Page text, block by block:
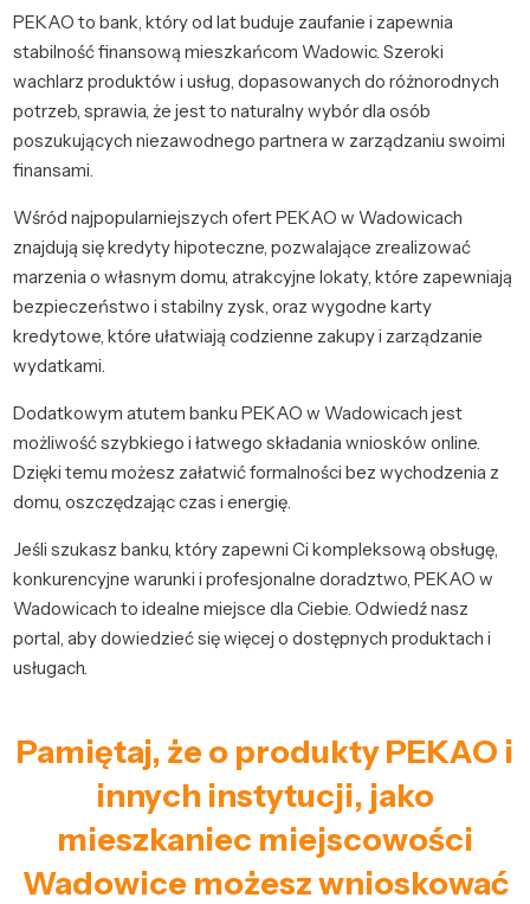
PEKAO to bank, który od lat buduje zaufanie i zapewnia
stabilność finansową mieszkańcom Wadowic. Szeroki
wachlarz produktów i usług, dopasowanych do różnorodnych
potrzeb, sprawia, że jest to naturalny wybór dla osób
poszukujących niezawodnego partnera w zarządzaniu swoimi
finansami.
Wśród najpopularniejszych ofert PEKAO w Wadowicach
znajdują się kredyty hipoteczne, pozwalające zrealizować
marzenia o własnym domu, atrakcyjne lokaty, które zapewniają
bezpieczeństwo i stabilny zysk, oraz wygodne karty
kredytowe, które ułatwiają codzienne zakupy i zarządzanie
wydatkami.
Dodatkowym atutem banku PEKAO w Wadowicach jest
możliwość szybkiego i łatwego składania wniosków online.
Dzięki temu możesz załatwić formalności bez wychodzenia z
domu, oszczędzając czas i energię.
Jeśli szukasz banku, który zapewni Ci kompleksową obsługę,
konkurencyjne warunki i profesjonalne doradztwo, PEKAO w
Wadowicach to idealne miejsce dla Ciebie. Odwiedź nasz
portal, aby dowiedzieć się więcej o dostępnych produktach i
usługach.
Pamiętaj, że o produkty PEKAO i
innych instytucji, jako
mieszkaniec miejscowości
Wadowice możesz wnioskować